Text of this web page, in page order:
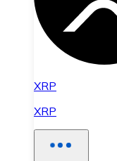
XRP
XRP